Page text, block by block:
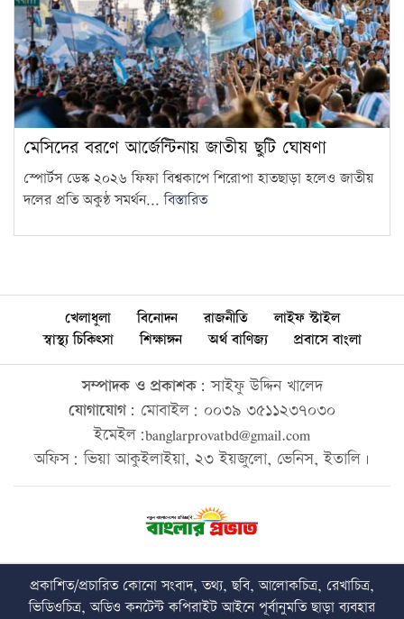
মেসিদের বরণে আর্জেন্টিনায় জাতীয় ছুটি ঘোষণা
স্পোর্টস ডেস্ক ২০২৬ ফিফা বিশ্বকাপে শিরোপা হাতছাড়া হলেও জাতীয়
দলের প্রতি অকুণ্ঠ সমর্থন...বিস্তারিত
খেলাধুলা বিনোদন রাজনীতি
লাইফ স্টাইল
স্বাস্থ্য চিকিৎসা
শিক্ষাঙ্গন অর্থ বাণিজ্য প্রবাসে বাংলা
সম্পাদক ও প্রকাশক: সাইফু উদ্দিন খালেদ
যোগাযোগ: মোবাইল: ০০৩৯ ৩৫১১২৩৭০৩০
ইমেইল:banglarprovatbd@gmail.com
অফিস: ভিয়া আকুইলাইয়া, ২৩ ইয়জুলো, ভেনিস, ইতালি।
প্রকাশিত/প্রচারিত কোনো সংবাদ, তথ্য, ছবি, আলোকচিত্র, রেখাচিত্র,
ভিডিওচিত্র, অডিও কনটেন্ট কপিরাইট আইনে পূর্বানুমতি ছাড়া ব্যবহার